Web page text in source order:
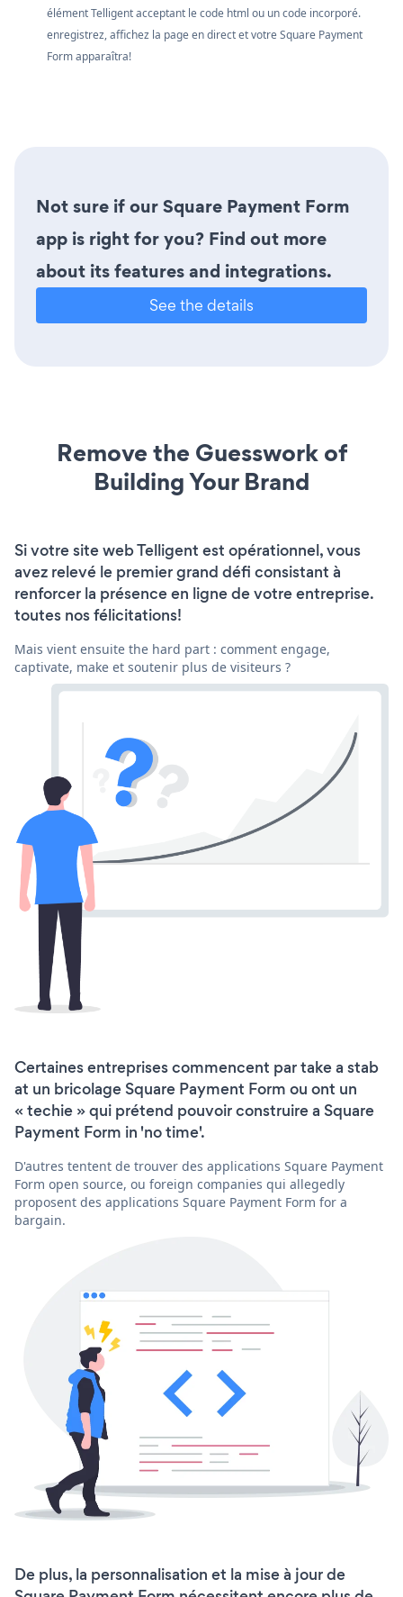
élément Telligent acceptant le code html ou un code incorporé.
enregistrez, affichez la page en direct et votre Square Payment
Form apparaîtra!
Not sure if our Square Payment Form
app is right for you? Find out more
about its features and integrations.
See the details
Remove the Guesswork of
Building Your Brand
Si votre site web Telligent est opérationnel, vous
avez relevé le premier grand défi consistant à
renforcer la présence en ligne de votre entreprise.
toutes nos félicitations!
Mais vient ensuite the hard part : comment engage,
captivate, make et soutenir plus de visiteurs ?
Certaines entreprises commencent par take a stab
at un bricolage Square Payment Form ou ont un
« techie » qui prétend pouvoir construire a Square
Payment Form in 'no time'.
D'autres tentent de trouver des applications Square Payment
Form open source, ou foreign companies qui allegedly
proposent des applications Square Payment Form for a
bargain.
De plus, la personnalisation et la mise à jour de